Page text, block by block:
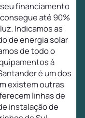
financiamento
até 90%
Indicamos as
de energia solar
de todo o
à
é um dos
existem outras
linhas de
instalação de